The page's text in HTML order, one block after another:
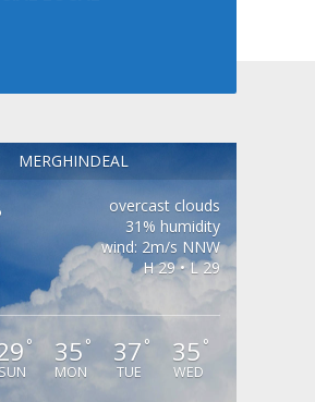
MERGHINDEAL
overcast clouds
31% humidity
wind: 2m/s NNW
H 29 • L 29
°
SUN
35°
MON
37 °
TUE
35 °
WED